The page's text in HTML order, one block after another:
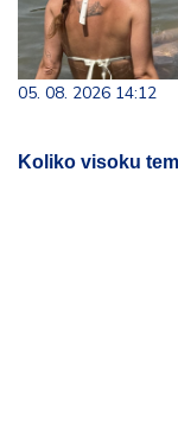
05. 08. 2026 14:12
Koliko visoku